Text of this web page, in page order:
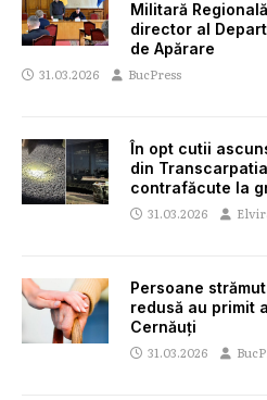
Militară
director al
de Apărare
31.03.2026 BucPress
În opt cutii
din
contrafăcute la
31.03.2026
Persoane
redusă au primit
Cernăuți
31.03.2026